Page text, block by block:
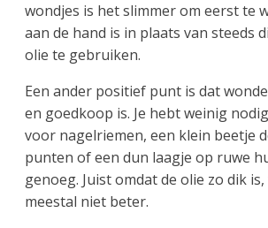
wondjes is het slimmer om eerst te
aan de hand is in plaats van steeds
olie te gebruiken.
Een ander positief punt is dat
en goedkoop is. Je hebt weinig
voor nagelriemen, een klein beetje
punten of een dun laagje op ruwe
genoeg. Juist omdat de olie zo dik
meestal niet beter.